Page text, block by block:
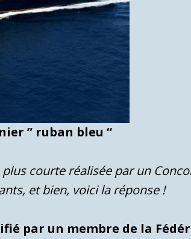
” ruban bleu “
courte réalisée par un
et bien, voici la réponse !
par un membre de la